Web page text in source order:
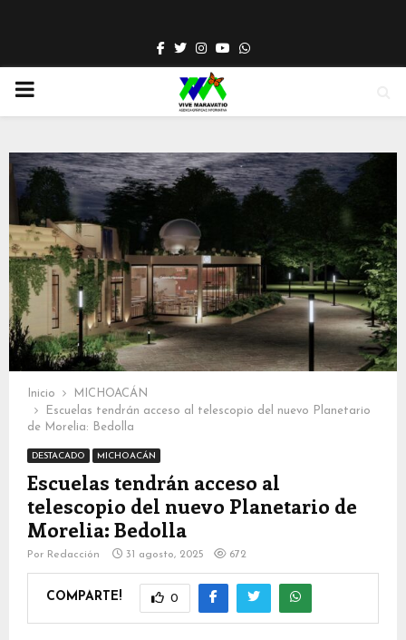
Facebook
TwitterInstagram
YoutubeWhatsapp
PRIMARY
Inicio
MICHOACÁN
Escuelas tendrán acceso al telescopio del nuevo Planetario
de Morelia: Bedolla
DESTACADO MICHOACÁN
Escuelas tendrán acceso al
telescopio del nuevo Planetario de
Morelia: Bedolla
Por Redacción 31 agosto, 2025 672
COMPARTE! 0